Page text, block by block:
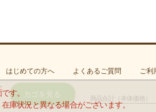
カゴを見る 商品合計 （本体価格）
す。
庫状況と異なる場合がございます。
はじめての方へ よくあるご質問 ご利
Co.,Ltd. All Rights Reserved.